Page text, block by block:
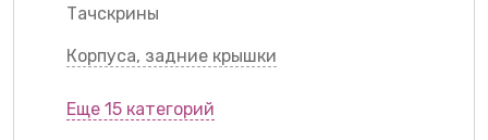
Тачскрины
Корпуса, задние крышки
Еще 15 категорий